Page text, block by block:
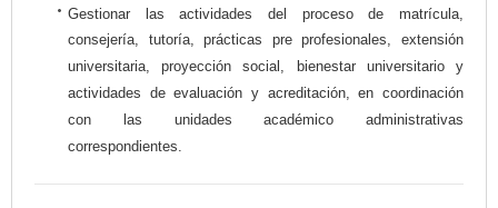
Gestionar las actividades del proceso de matrícula,
consejería, tutoría, prácticas pre profesionales, extensión
universitaria, proyección social, bienestar universitario y
actividades de evaluación y acreditación, en coordinación
con las unidades académico administrativas
correspondientes.